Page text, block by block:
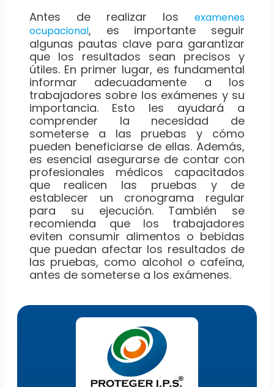
Antes de realizar losexamenes
ocupacional, es importante seguir
algunas pautas clave para garantizar
que los resultados sean precisos y
útiles. En primer lugar, es fundamental
informar adecuadamente a los
trabajadores sobre los exámenes y su
importancia. Esto les ayudará a
comprender la necesidad de
someterse a las pruebas y cómo
pueden beneficiarse de ellas. Además,
es esencial asegurarse de contar con
profesionales médicos capacitados
que realicen las pruebas y de
establecer un cronograma regular
para su ejecución. También se
recomienda que los trabajadores
eviten consumir alimentos o bebidas
que puedan afectar los resultados de
las pruebas, como alcohol o cafeína,
antes de someterse a los exámenes.